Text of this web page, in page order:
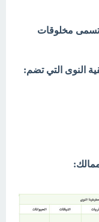
تسمى مخلوقات
النوى التي تضم: